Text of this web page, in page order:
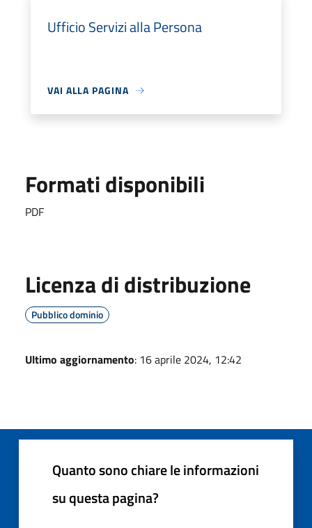
Ufficio Servizi alla Persona
VAI ALLA PAGINA
Formati disponibili
PDF
Licenza di distribuzione
Pubblico dominio
Ultimo aggiornamento: 16 aprile 2024, 12:42
Quanto sono chiare le informazioni
su questa pagina?